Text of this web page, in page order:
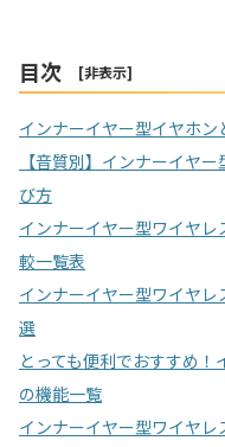
目次 [非表示]
インナーイヤー型イヤホ
【音質別】インナーイヤ
び方
インナーイヤー型ワイヤ
較一覧表
インナーイヤー型ワイヤ
選
とっても便利でおすすめ
の機能一覧
インナーイヤー型ワイヤ